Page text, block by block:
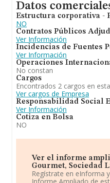
Datos
Estructura corporativa -
NO
Contratos Públicos
Ver Información
Incidencias de Fuentes
Ver Información
Operaciones
No constan
Cargos
Encontrados 2 cargos en
Ver cargos de Empresa
Responsabilidad Social
Ver Información
Cotiza en Bolsa
NO
Ver el informe
Gourmet, Sociedad
Regístrate en eInforma